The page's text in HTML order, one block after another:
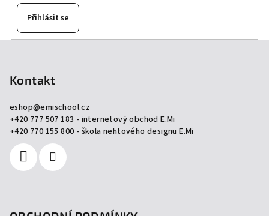
Přihlásit se
Kontakt
eshop@emischool.cz
+420 777 507 183 - internetový obchod E.Mi
+420 770 155 800 - škola nehtového designu E.Mi